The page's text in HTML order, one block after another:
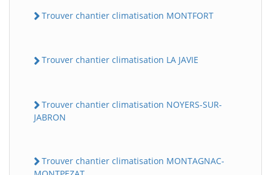
Trouver chantier climatisation MONTFORT
Trouver chantier climatisation LA JAVIE
Trouver chantier climatisation NOYERS-SUR-
JABRON
Trouver chantier climatisation MONTAGNAC-